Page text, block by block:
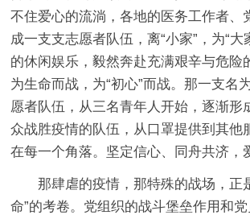
不住爱心的流淌，各地的医务工作者、
成一支支志愿者队伍，离“小家”，为“大
的休闲娱乐，毅然奔赴充满艰辛与危险
为生命而战，为“初心”而战。那一支名
愿者队伍，从三名青年人开始，逐渐形
众战胜疫情的队伍，从口罩提供到其他
在每一个角落。坚定信心、同舟共济，
那肆虐的疫情，那特殊的战场，正
命”的考卷。党组织的战斗堡垒作用和